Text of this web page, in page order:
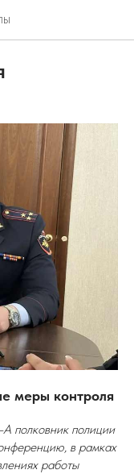
меры контроля
полиции
в рамках
работы